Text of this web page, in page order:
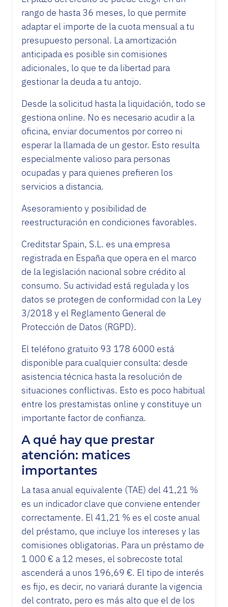
rango de hasta 36 meses, lo que permite
adaptar el importe de la cuota mensual a tu
presupuesto personal. La amortización
anticipada es posible sin comisiones
adicionales, lo que te da libertad para
gestionar la deuda a tu antojo.
Desde la solicitud hasta la liquidación, todo se
gestiona online. No es necesario acudir a la
oficina, enviar documentos por correo ni
esperar la llamada de un gestor. Esto resulta
especialmente valioso para personas
ocupadas y para quienes prefieren los
servicios a distancia.
Asesoramiento y posibilidad de
reestructuración en condiciones favorables.
Creditstar Spain, S.L. es una empresa
registrada en España que opera en el marco
de la legislación nacional sobre crédito al
consumo. Su actividad está regulada y los
datos se protegen de conformidad con la Ley
3/2018 y el Reglamento General de
Protección de Datos (RGPD).
El teléfono gratuito 93 178 6000 está
disponible para cualquier consulta: desde
asistencia técnica hasta la resolución de
situaciones conflictivas. Esto es poco habitual
entre los prestamistas online y constituye un
importante factor de confianza.
A qué hay que prestar
atención: matices
importantes
La tasa anual equivalente (TAE) del 41,21 %
es un indicador clave que conviene entender
correctamente. El 41,21 % es el coste anual
del préstamo, que incluye los intereses y las
comisiones obligatorias. Para un préstamo de
1 000 € a 12 meses, el sobrecoste total
ascenderá a unos 196,69 €. El tipo de interés
es fijo, es decir, no variará durante la vigencia
del contrato, pero es más alto que el de los